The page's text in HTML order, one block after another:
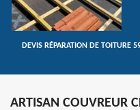
DEVIS RÉPARATION DE TOITURE
ARTISAN COUVREUR